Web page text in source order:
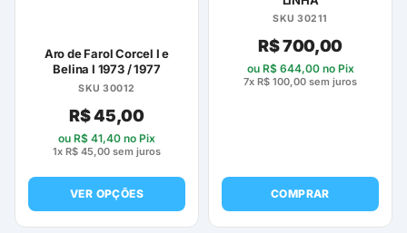
Aro de Farol Corcel I e
Belina I 1973 / 1977
SKU 30012
R$45,00
ou R$ 41,40 no Pix
1x R$ 45,00 sem juros
VER OPÇÕES
Este
SKU 30211
R$700,00
ou R$644,00no Pix
7x R$ 100,00 sem juros
COMPRAR